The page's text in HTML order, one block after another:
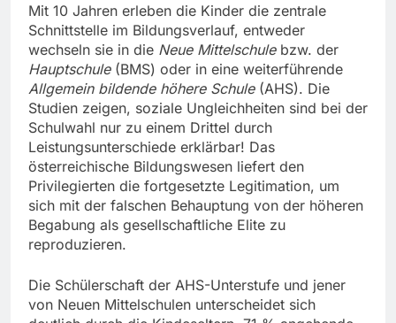
Mit 10 Jahren erleben die Kinder die zentrale
Schnittstelle im Bildungsverlauf, entweder
wechseln sie in die Neue Mittelschulebzw. der
Hauptschule(BMS) oder in eine weiterführende
Allgemein bildende höhere Schule(AHS). Die
Studien zeigen, soziale Ungleichheiten sind bei der
Schulwahl nur zu einem Drittel durch
Leistungsunterschiede erklärbar! Das
österreichische Bildungswesen liefert den
Privilegierten die fortgesetzte Legitimation, um
sich mit der falschen Behauptung von der höheren
Begabung als gesellschaftliche Elite zu
reproduzieren.
Die Schülerschaft der AHS-Unterstufe und jener
von Neuen Mittelschulen unterscheidet sich